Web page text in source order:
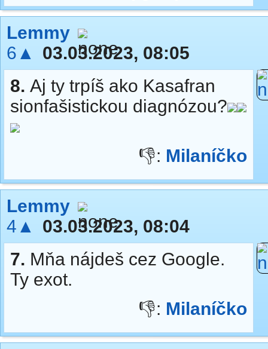
Lemmy
6▲
03.03.2023, 08:05
8. Aj ty trpíš ako Kasafran
sionfašistickou diagnózou?
👎: Milaníčko
Lemmy
4▲
03.03.2023, 08:04
7. Mňa nájdeš cez Google.
Ty exot.
👎: Milaníčko